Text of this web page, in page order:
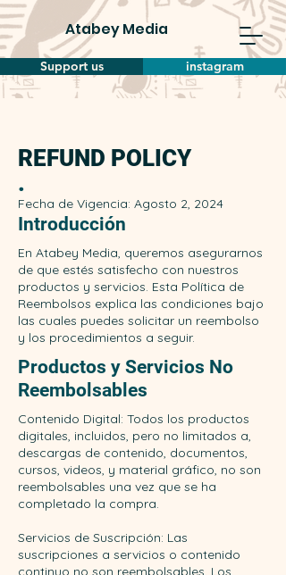
Atabey Media
Support us instagram
REFUND POLICY
.
Fecha de Vigencia: Agosto 2, 2024
Introducción
En Atabey Media, queremos asegurarnos
de que estés satisfecho con nuestros
productos y servicios. Esta Política de
Reembolsos explica las condiciones bajo
las cuales puedes solicitar un reembolso
y los procedimientos a seguir.
Productos y Servicios No
Reembolsables
Contenido Digital: Todos los productos
digitales, incluidos, pero no limitados a,
descargas de contenido, documentos,
cursos, videos, y material gráfico, no son
reembolsables una vez que se ha
completado la compra.
Servicios de Suscripción: Las
suscripciones a servicios o contenido
continuo no son reembolsables. Los